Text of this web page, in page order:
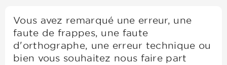
Vous avez remarqué une erreur, une
faute de frappes, une faute
d'orthographe, une erreur technique ou
bien vous souhaitez nous faire part